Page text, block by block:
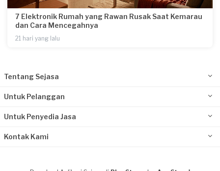
7 Elektronik Rumah yang Rawan Rusak Saat Kemarau
dan Cara Mencegahnya
21 hari yang lalu
Tentang Sejasa
Untuk Pelanggan
Untuk Penyedia Jasa
Kontak Kami